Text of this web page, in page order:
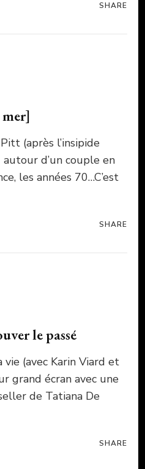
SHARE
(après l’insipide
autour d’un couple en
les années 70…C’est
SHARE
le passé
vie (avec Karin Viard et
grand écran avec une
de Tatiana De
SHARE